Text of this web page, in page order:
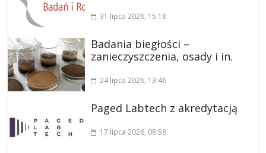
31 lipca 2026, 15:18
Badania biegłości –
zanieczyszczenia, osady i in.
24 lipca 2026, 13:46
Paged Labtech z akredytacją
17 lipca 2026, 08:58